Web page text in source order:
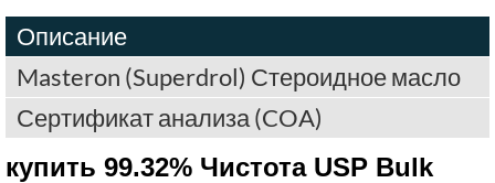
Описание
Masteron (Superdrol) Стероидное масло
Сертификат анализа (COA)
купить 99.32% Чистота USP Bulk